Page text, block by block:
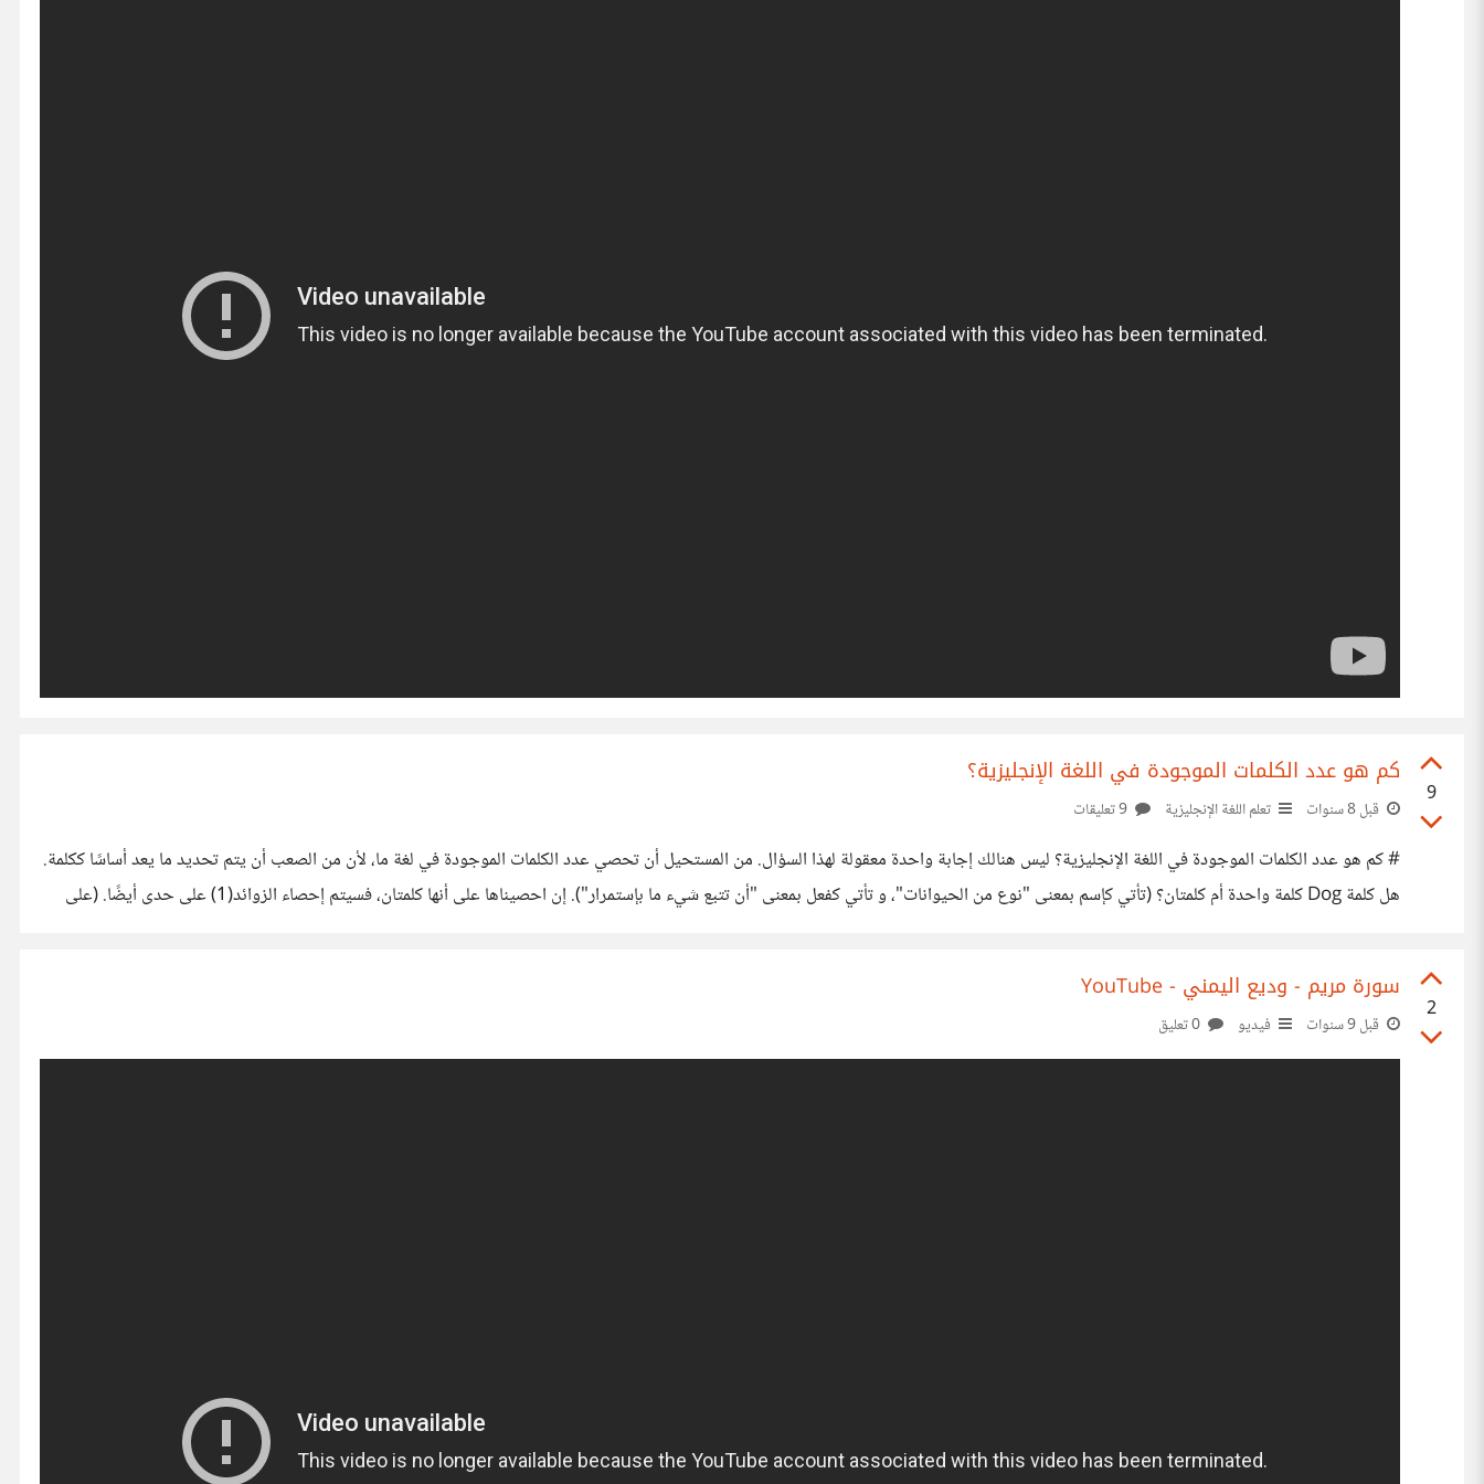
9
كم هو عدد الكلمات الموجودة في اللغة الإنجليزية؟
قبل 8 سنوات تعلم اللغة الإنجليزية
# كم هو عدد الكلمات الموجودة في اللغة الإنجليزية؟ ليس هنالك إجابة واحدة معقولة لهذا السؤال. من المستحيل أن تحصي عدد الكلمات الموجودة في لغة ما، لأن من الصعب أن يتم تحديد ما يعد أساسًا ككلمة.
هل كلمة Dog كلمة واحدة أم كلمتان؟ (تأتي كإسم بمعنى "نوع من الحيوانات"، و تأتي كفعل بمعنى "أن تتبع شيء ما بإستمرار"). إن احصيناها على أنها كلمتان، فسيتم إحصاء الزوائد(1) على حدى أيضًا. (على
2
قبل 9 سنوات فيديو